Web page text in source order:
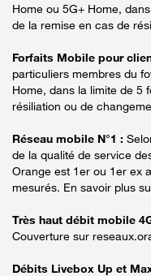
Home ou 5G+ Home,
de la remise en cas de
Forfaits Mobile pour
particuliers membres du
Home, dans la limite de 5
résiliation ou de
Réseau mobile N°1 :
de la qualité de service
Orange est 1er ou 1er ex
mesurés. En savoir plus
Très haut débit mobile
Couverture sur
Débits Livebox Up et